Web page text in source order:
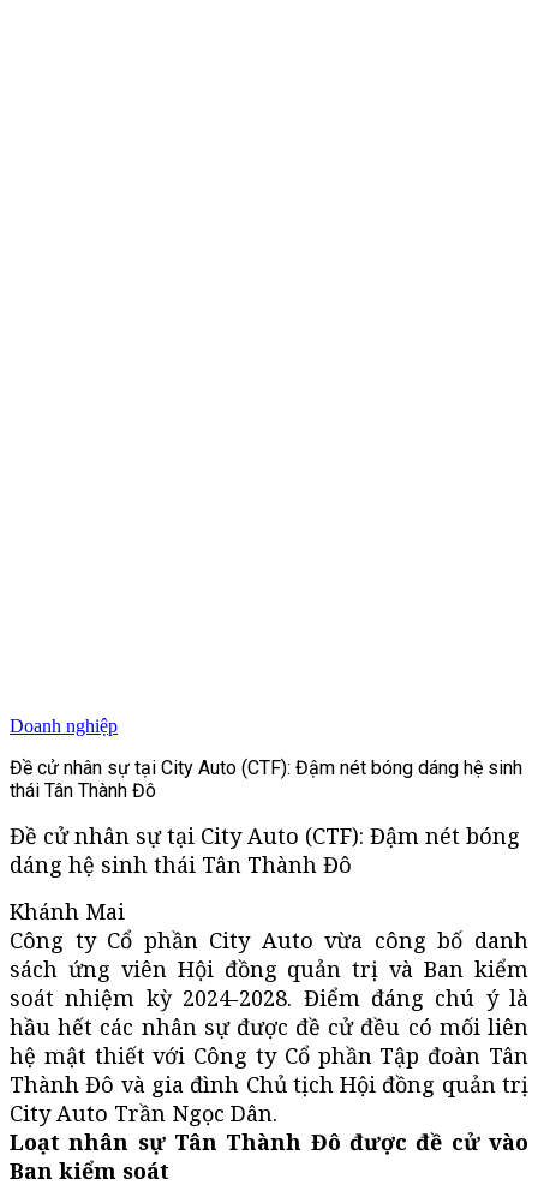
Doanh nghiệp
Đề cử nhân sự tại City Auto (CTF): Đậm nét bóng dáng hệ sinh
thái Tân Thành Đô
Đề cử nhân sự tại City Auto (CTF): Đậm nét bóng
dáng hệ sinh thái Tân Thành Đô
Khánh Mai
Công ty Cổ phần City Auto vừa công bố danh
sách ứng viên Hội đồng quản trị và Ban kiểm
soát nhiệm kỳ 2024-2028. Điểm đáng chú ý là
hầu hết các nhân sự được đề cử đều có mối liên
hệ mật thiết với Công ty Cổ phần Tập đoàn Tân
Thành Đô và gia đình Chủ tịch Hội đồng quản trị
City Auto Trần Ngọc Dân.
Loạt nhân sự Tân Thành Đô được đề cử vào
Ban kiểm soát